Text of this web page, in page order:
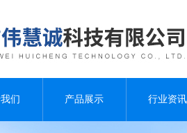
们 产品展示 行业资讯